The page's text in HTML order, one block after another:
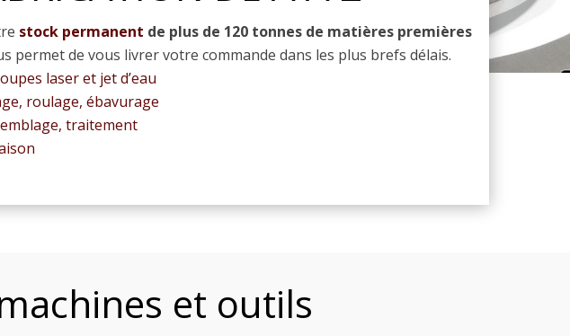
stock permanent de plus de 120 tonnes de matières premières
permet de vous livrer votre commande dans les plus brefs délais.
laser et jet d’eau
roulage, ébavurage
traitement
et outils